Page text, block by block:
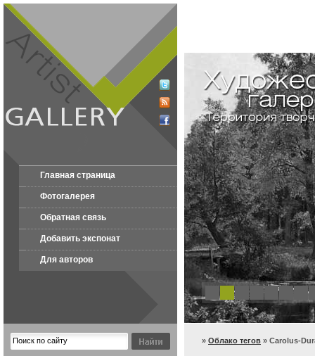
Главная страница
Фотогалерея
Обратная связь
Добавить экспонат
Для авторов
» Облако тегов » Carolus-